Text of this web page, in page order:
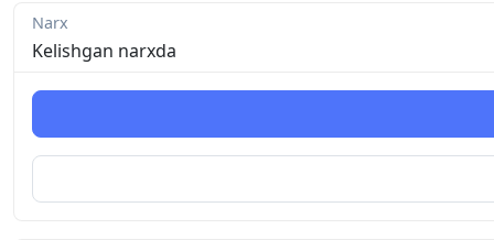
Narx
Kelishgan narxda